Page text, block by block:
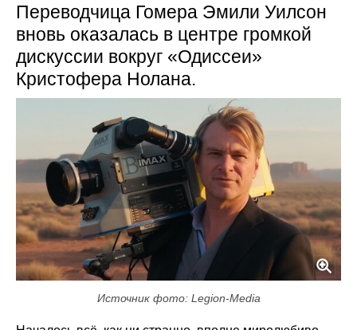
Переводчица Гомера Эмили Уилсон
вновь оказалась в центре громкой
дискуссии вокруг «Одиссеи»
Кристофера Нолана.
Источник фото: Legion-Media